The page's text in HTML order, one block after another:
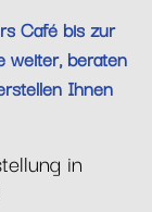
Café bis zur
weiter, beraten
Ihnen
in